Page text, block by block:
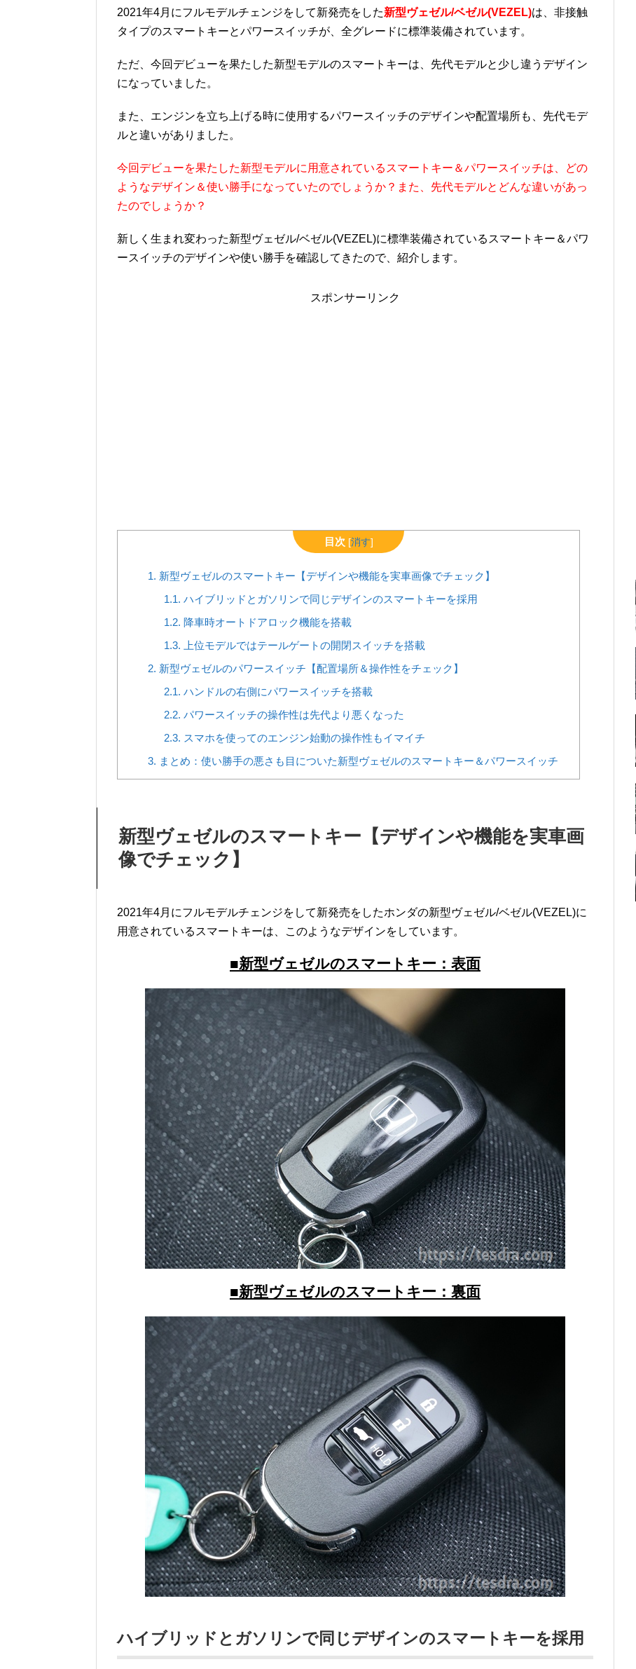
2021年4月にフルモデルチェンジをして新発売をした新型ヴェゼル/ベゼル(VEZEL)は、非接触
タイプのスマートキーとパワースイッチが、全グレードに標準装備されています。
ただ、今回デビューを果たした新型モデルのスマートキーは、先代モデルと少し違うデザイン
になっていました。
また、エンジンを立ち上げる時に使用するパワースイッチのデザインや配置場所も、先代モデ
ルと違いがありました。
今回デビューを果たした新型モデルに用意されているスマートキー＆パワースイッチは、どの
ようなデザイン＆使い勝手になっていたのでしょうか？また、先代モデルとどんな違いがあっ
たのでしょうか？
新しく生まれ変わった新型ヴェゼル/ベゼル(VEZEL)に標準装備されているスマートキー＆パワ
ースイッチのデザインや使い勝手を確認してきたので、紹介します。
スポンサーリンク
目次 [消す]
1. 新型ヴェゼルのスマートキー【デザインや機能を実車画像でチェック】
1.1. ハイブリッドとガソリンで同じデザインのスマートキーを採用
1.2. 降車時オートドアロック機能を搭載
1.3. 上位モデルではテールゲートの開閉スイッチを搭載
2. 新型ヴェゼルのパワースイッチ【配置場所＆操作性をチェック】
2.1. ハンドルの右側にパワースイッチを搭載
2.2. パワースイッチの操作性は先代より悪くなった
2.3. スマホを使ってのエンジン始動の操作性もイマイチ
3. まとめ：使い勝手の悪さも目についた新型ヴェゼルのスマートキー＆パワースイッチ
新型ヴェゼルのスマートキー【デザインや機能を実車画
像でチェック】
2021年4月にフルモデルチェンジをして新発売をしたホンダの新型ヴェゼル/ベゼル(VEZEL)に
用意されているスマートキーは、このようなデザインをしています。
■新型ヴェゼルのスマートキー：表面
■新型ヴェゼルのスマートキー：裏面
ハイブリッドとガソリンで同じデザインのスマートキーを採用